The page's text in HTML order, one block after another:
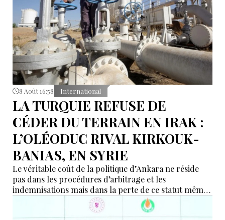
8 Août 16:58 International
LA TURQUIE REFUSE DE
CÉDER DU TERRAIN EN IRAK :
L’OLÉODUC RIVAL KIRKOUK-
BANIAS, EN SYRIE
Le véritable coût de la politique d’Ankara ne réside
pas dans les procédures d’arbitrage et les
indemnisations mais dans la perte de ce statut même
d’« intermédiaire indispensable » que la Turquie a mis
des décennies à construire.